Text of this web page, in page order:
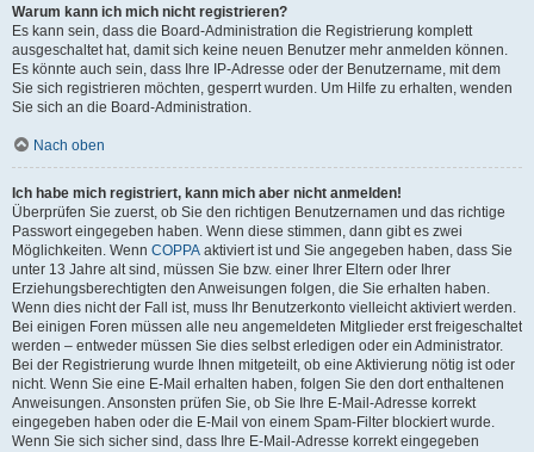
Warum kann ich mich nicht registrieren?
Es kann sein, dass die Board-Administration die Registrierung komplett
ausgeschaltet hat, damit sich keine neuen Benutzer mehr anmelden können.
Es könnte auch sein, dass Ihre IP-Adresse oder der Benutzername, mit dem
Sie sich registrieren möchten, gesperrt wurden. Um Hilfe zu erhalten, wenden
Sie sich an die Board-Administration.
Nach oben
Ich habe mich registriert, kann mich aber nicht anmelden!
Überprüfen Sie zuerst, ob Sie den richtigen Benutzernamen und das richtige
Passwort eingegeben haben. Wenn diese stimmen, dann gibt es zwei
Möglichkeiten. Wenn COPPA aktiviert ist und Sie angegeben haben, dass Sie
unter 13 Jahre alt sind, müssen Sie bzw. einer Ihrer Eltern oder Ihrer
Erziehungsberechtigten den Anweisungen folgen, die Sie erhalten haben.
Wenn dies nicht der Fall ist, muss Ihr Benutzerkonto vielleicht aktiviert werden.
Bei einigen Foren müssen alle neu angemeldeten Mitglieder erst freigeschaltet
werden – entweder müssen Sie dies selbst erledigen oder ein Administrator.
Bei der Registrierung wurde Ihnen mitgeteilt, ob eine Aktivierung nötig ist oder
nicht. Wenn Sie eine E-Mail erhalten haben, folgen Sie den dort enthaltenen
Anweisungen. Ansonsten prüfen Sie, ob Sie Ihre E-Mail-Adresse korrekt
eingegeben haben oder die E-Mail von einem Spam-Filter blockiert wurde.
Wenn Sie sich sicher sind, dass Ihre E-Mail-Adresse korrekt eingegeben